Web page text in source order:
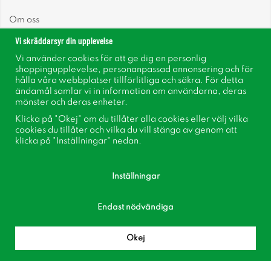
Om oss
Nyhetsbrev
Om cookies
Inspiration
Bli medlem i vår kundklubb!
Vi skräddarsyr din upplevelse
Vi använder cookies för att ge dig en personlig
shoppingupplevelse, personanpassad annonsering och för
hålla våra webbplatser tillförlitliga och säkra. För detta
ändamål samlar vi in information om användarna, deras
mönster och deras enheter.
Klicka på "Okej" om du tillåter alla cookies eller välj vilka
cookies du tillåter och vilka du vill stänga av genom att
klicka på "Inställningar" nedan.
Inställningar
Endast nödvändiga
Okej